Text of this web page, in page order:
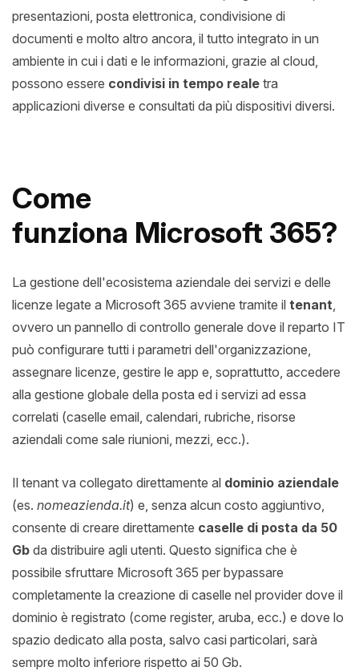
presentazioni, posta elettronica, condivisione di
documenti e molto altro ancora, il tutto integrato in un
ambiente in cui i dati e le informazioni, grazie al cloud,
possono essere condivisi in tempo reale tra
applicazioni diverse e consultati da più dispositivi diversi.
Come
funziona Microsoft 365?
La gestione dell'ecosistema aziendale dei servizi e delle
licenze legate a Microsoft 365 avviene tramite il tenant,
ovvero un pannello di controllo generale dove il reparto IT
può configurare tutti i parametri dell'organizzazione,
assegnare licenze, gestire le app e, soprattutto, accedere
alla gestione globale della posta ed i servizi ad essa
correlati (caselle email, calendari, rubriche, risorse
aziendali come sale riunioni, mezzi, ecc.).
Il tenant va collegato direttamente al dominio aziendale
(es. nomeazienda.it) e, senza alcun costo aggiuntivo,
consente di creare direttamente caselle di posta da 50
Gb da distribuire agli utenti. Questo significa che è
possibile sfruttare Microsoft 365 per bypassare
completamente la creazione di caselle nel provider dove il
dominio è registrato (come register, aruba, ecc.) e dove lo
spazio dedicato alla posta, salvo casi particolari, sarà
sempre molto inferiore rispetto ai 50 Gb.